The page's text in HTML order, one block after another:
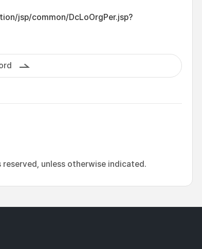
jsp/common/DcLoOrgPer.jsp?
unless otherwise indicated.